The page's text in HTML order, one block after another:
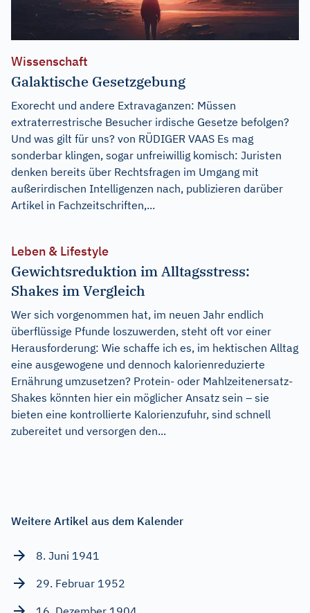
Wissenschaft
Galaktische Gesetzgebung
Exorecht und andere Extravaganzen: Müssen
extraterrestrische Besucher irdische Gesetze befolgen?
Und was gilt für uns? von RÜDIGER VAAS Es mag
sonderbar klingen, sogar unfreiwillig komisch: Juristen
denken bereits über Rechtsfragen im Umgang mit
außerirdischen Intelligenzen nach, publizieren darüber
Artikel in Fachzeitschriften,...
Leben & Lifestyle
Gewichtsreduktion im Alltagsstress:
Shakes im Vergleich
Wer sich vorgenommen hat, im neuen Jahr endlich
überflüssige Pfunde loszuwerden, steht oft vor einer
Herausforderung: Wie schaffe ich es, im hektischen Alltag
eine ausgewogene und dennoch kalorienreduzierte
Ernährung umzusetzen? Protein- oder Mahlzeitenersatz-
Shakes könnten hier ein möglicher Ansatz sein – sie
bieten eine kontrollierte Kalorienzufuhr, sind schnell
zubereitet und versorgen den...
Weitere Artikel aus dem Kalender
8. Juni 1941
29. Februar 1952